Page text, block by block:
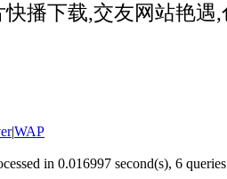
快播下载,交友网站艳遇
|WAP
in 0.016997 second(s), 6 queries